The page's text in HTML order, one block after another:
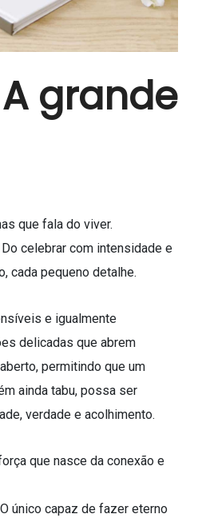
grande
que fala do viver.
celebrar com intensidade e
cada pequeno detalhe.
e igualmente
delicadas que abrem
permitindo que um
ainda tabu, possa ser
verdade e acolhimento.
que nasce da conexão e
único capaz de fazer eterno